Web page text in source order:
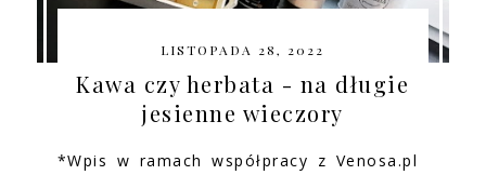
LISTOPADA 28, 2022
Kawa czy herbata - na długie
jesienne wieczory
*Wpis w ramach współpracy z Venosa.pl